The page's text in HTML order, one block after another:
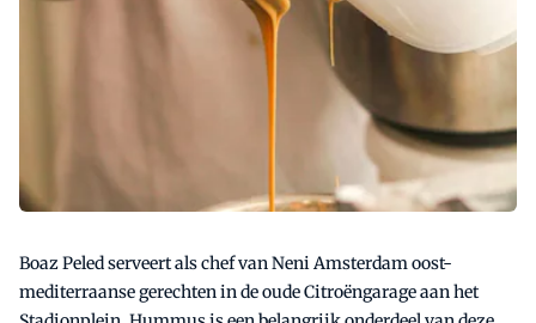
Boaz Peled serveert als chef van Neni Amsterdam oost-
mediterraanse gerechten in de oude Citroëngarage aan het